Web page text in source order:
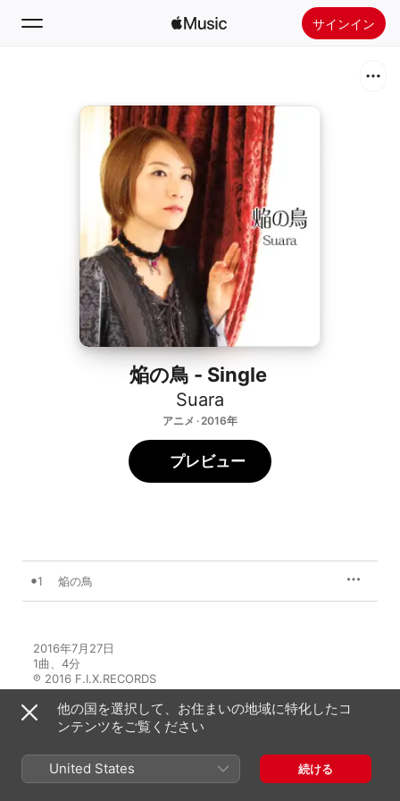
サインイン
新着おすすめ
Apple Musicをインストール
焔の鳥 - Single
Suara
アニメ · 2016年
プレビュー
1 焔の鳥
2016年7月27日
1曲、4分
℗ 2016 F.I.X.RECORDS
Suaraのその他の作品
他の国を選択して、お住まいの地域に特化したコ
ンテンツをご覧ください
United States 続ける